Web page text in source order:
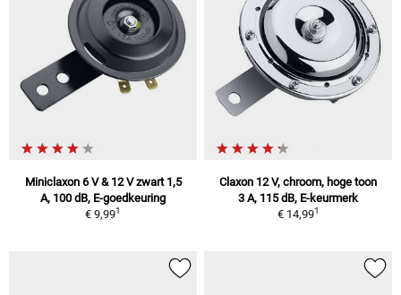
Miniclaxon 6 V & 12 V zwart 1,5
A, 100 dB, E-goedkeuring
€ 9,991
Claxon 12 V, chroom, hoge toon
3 A, 115 dB, E-keurmerk
€ 14,991